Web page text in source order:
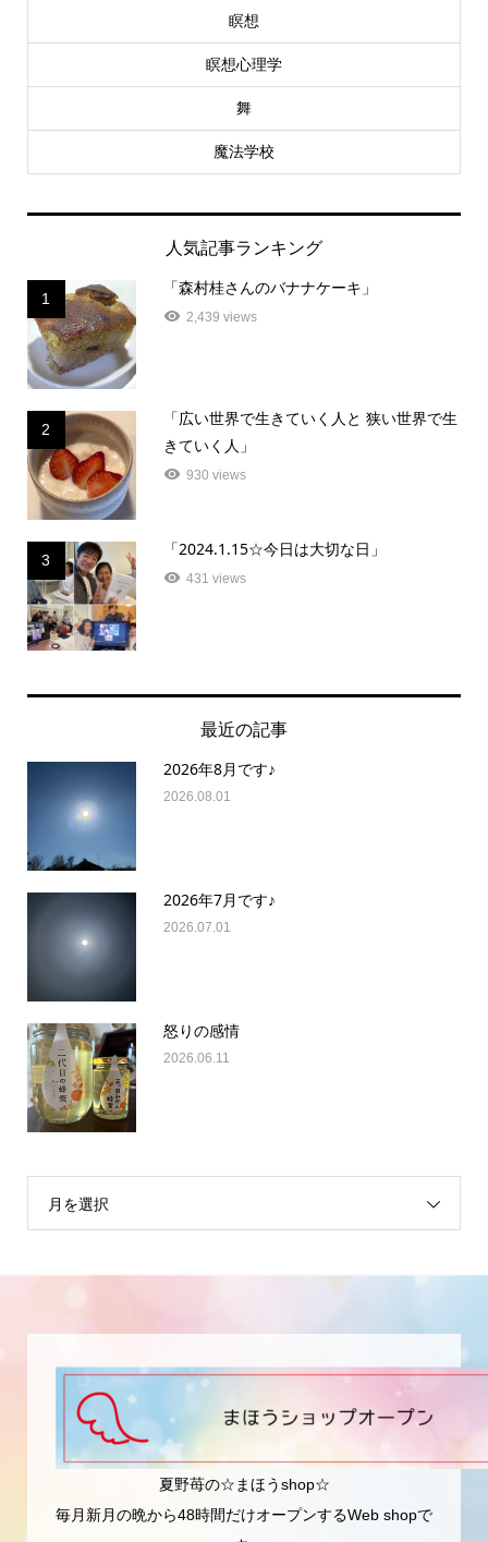
瞑想
瞑想心理学
舞
魔法学校
人気記事ランキング
1
「森村桂さんのバナナケーキ」
2,439 views
2
「広い世界で生きていく人と 狭い世界で生
きていく人」
930 views
3
「2024.1.15☆今日は大切な日」
431 views
最近の記事
2026年8月です♪
2026.08.01
2026年7月です♪
2026.07.01
怒りの感情
2026.06.11
月を選択
夏野苺の☆まほうshop☆
毎月新月の晩から48時間だけオープンするWeb shopで